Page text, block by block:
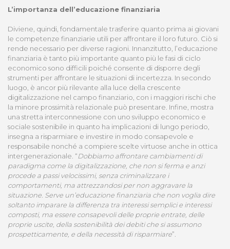
L’importanza dell’educazione finanziaria
Diviene, quindi, fondamentale trasferire quanto prima ai giovani
le competenze finanziarie utili per affrontare il loro futuro. Ciò si
rende necessario per diverse ragioni. Innanzitutto, l’educazione
finanziaria è tanto più importante quanto più le fasi di ciclo
economico sono difficili poiché consente di disporre degli
strumenti per affrontare le situazioni di incertezza. In secondo
luogo, è ancor più rilevante alla luce della crescente
digitalizzazione nel campo finanziario, con i maggiori rischi che
la minore prossimità relazionale può presentare. Infine, mostra
una stretta interconnessione con uno sviluppo economico e
sociale sostenibile in quanto ha implicazioni di lungo periodo,
insegna a risparmiare e investire in modo consapevole e
responsabile nonché a compiere scelte virtuose anche in ottica
intergenerazionale. “Dobbiamo affrontare cambiamenti di
paradigma come la digitalizzazione, che non si ferma e anzi
procede a passi velocissimi, senza criminalizzare i
comportamenti, ma attrezzandosi per non aggravare la
situazione. Serve un’educazione finanziaria che non voglia dire
soltanto imparare la differenza tra interessi semplici e interessi
composti, ma essere consapevoli delle proprie entrate, delle
proprie uscite, della sostenibilità dei debiti che si assumono
prospetticamente, e della necessità di risparmiare”.